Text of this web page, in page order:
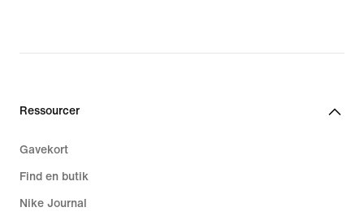
Ressourcer
Gavekort
Find en butik
Nike Journal